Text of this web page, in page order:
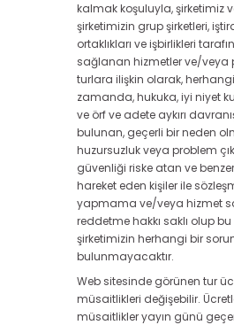
kalmak koşuluyla, şirketimiz
şirketimizin grup şirketleri,
ortaklıkları ve işbirlikleri
sağlanan hizmetler ve/veya
turlara ilişkin olarak,
zamanda, hukuka, iyi niyet
ve örf ve adete aykırı
bulunan, geçerli bir neden
huzursuzluk veya problem
güvenliği riske atan ve
hareket eden kişiler ile
yapmama ve/veya hizmet
reddetme hakkı saklı olup
şirketimizin herhangi bir
bulunmayacaktır.
Web sitesinde görünen tur
müsaitlikleri değişebilir.
müsaitlikler yayın günü